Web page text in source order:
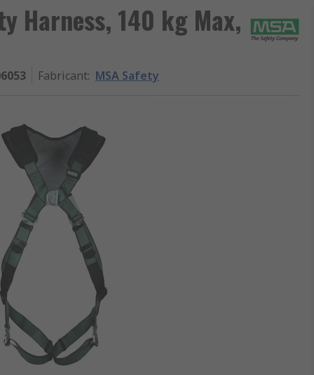
Harness, 140 kg Max,
Fabricant: MSA Safety